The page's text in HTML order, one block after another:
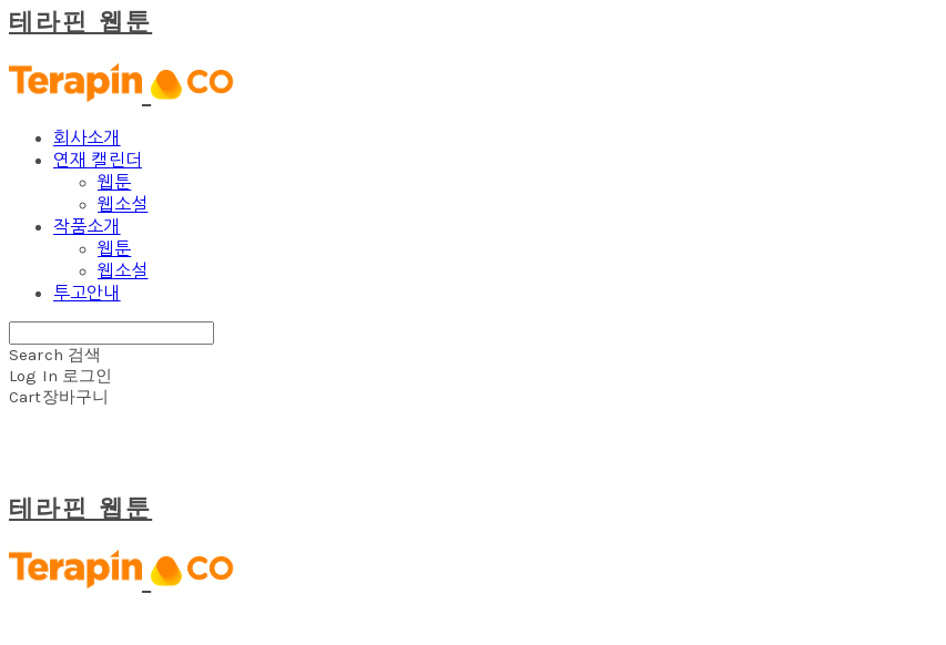
테라핀 웹툰
회사소개
연재 캘린더
웹툰
웹소설
작품소개
웹툰
웹소설
투고안내
Search 검색
Log In 로그인
Cart장바구니
테라핀 웹툰